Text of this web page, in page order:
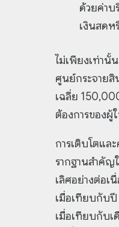
ด้วยค่าบ
เงินสดห
ไม่เพียงเท่านั้
ศูนย์กระจายสิ
เฉลี่ย
ต้องการของผู้
การเติบโตแล
รากฐานสำคั
เลิศอย่างต่อเ
เมื่อเทียบกับปี
เมื่อเทียบกับเ